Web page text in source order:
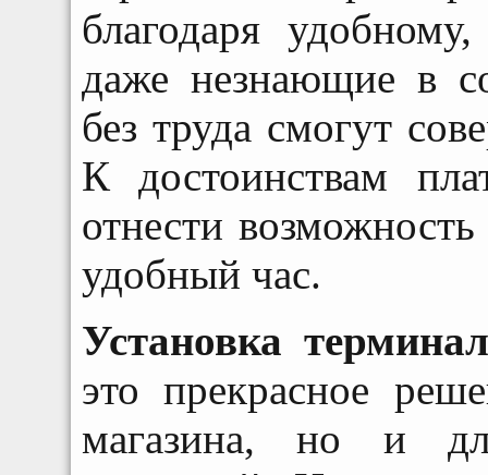
благодаря
даже незнающие в
без труда смогут
К достоинствам
отнести
удобный час.
Установка
это прекрасное
магазина, но и